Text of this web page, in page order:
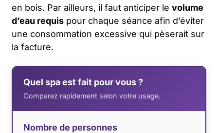
en bois. Par ailleurs, il faut anticiper le volume
d’eau requis pour chaque séance afin d’éviter
une consommation excessive qui pèserait sur
la facture.
Quel spa est fait pour vous ?
Comparez rapidement selon votre usage.
Nombre de personnes